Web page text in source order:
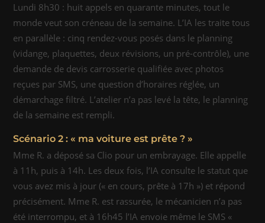
Lundi 8h30 : huit appels en quarante minutes, tout le
monde veut son créneau de la semaine. L’IA les traite tous
en parallèle : cinq rendez-vous posés dans le planning
(vidange, plaquettes, deux révisions, un pré-contrôle), une
demande de devis carrosserie qualifiée avec photos
reçues par SMS, une question d’horaires réglée, un
démarchage filtré. L’atelier n’a pas levé la tête, le planning
de la semaine est rempli.
Scénario 2 : « ma voiture est prête ? »
Mme R. a déposé sa Clio pour un embrayage. Elle appelle
à 11h, puis à 14h. Les deux fois, l’IA consulte le statut que
vous avez mis à jour (« en cours, prête à 17h ») et répond
précisément. Mme R. est rassurée, le mécanicien n’a pas
été interrompu, et à 16h45 l’IA envoie même le SMS «